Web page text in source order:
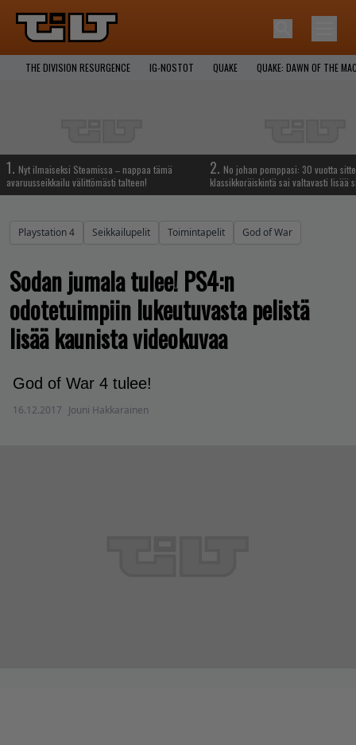
THE DIVISION RESURGENCE IG-NOSTOT QUAKE QUAKE: DAWN OF THE
1. Nyt ilmaiseksi Steamissa – nappaa tämä
avaruusseikkailu välittömästi talteen!
2. No johan pomppasi: 30 vuotta
klassikkoräiskintä sai valtavasti lisää
Playstation 4 Seikkailupelit Toimintapelit God of War
Sodan jumala tulee! PS4:n
odotetuimpiin lukeutuvasta pelistä
lisää kaunista videokuvaa
God of War 4 tulee!
16.12.2017 Jouni Hakkarainen